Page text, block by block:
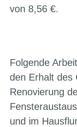
von 8,56 €.
Folgende
den Erhalt des
Renovierung
und im